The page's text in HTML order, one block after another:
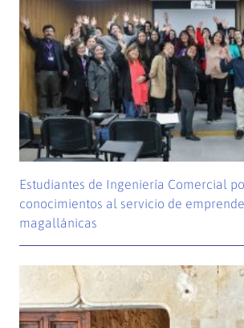
Estudiantes de Ingeniería Comercial
conocimientos al servicio de
magallánicas